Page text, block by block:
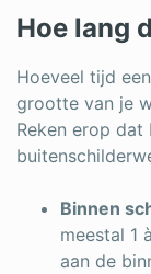
Hoe lang
Hoeveel tijd
grootte van je
Reken erop dat
Binnen
meestal 1
aan de